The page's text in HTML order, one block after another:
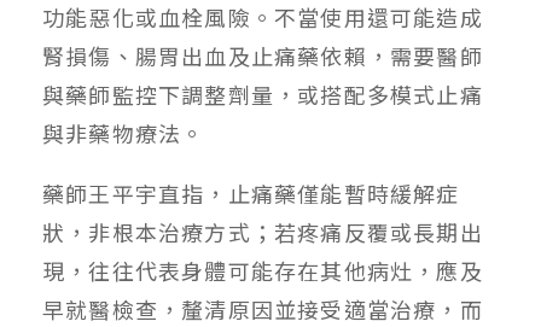
功能惡化或血栓風險。不當使用還可能造成
腎損傷、腸胃出血及止痛藥依賴，需要醫師
與藥師監控下調整劑量，或搭配多模式止痛
與非藥物療法。
藥師王平宇直指，止痛藥僅能暫時緩解症
狀，非根本治療方式；若疼痛反覆或長期出
現，往往代表身體可能存在其他病灶，應及
早就醫檢查，釐清原因並接受適當治療，而